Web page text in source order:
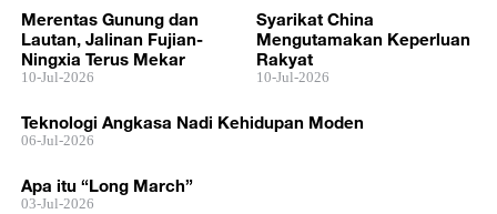
Merentas Gunung dan
Lautan, Jalinan Fujian-
Ningxia Terus Mekar
10-Jul-2026
Syarikat China
Mengutamakan Keperluan
Rakyat
10-Jul-2026
Teknologi Angkasa Nadi Kehidupan Moden
06-Jul-2026
Apa itu “Long March”
03-Jul-2026